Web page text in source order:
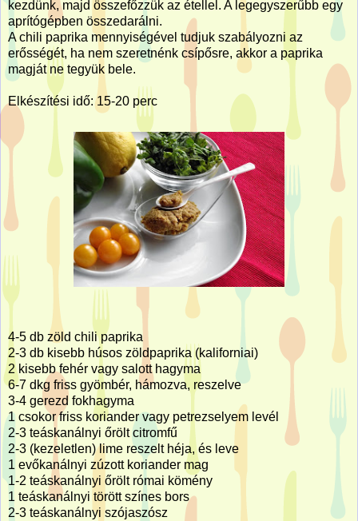
kezdünk, majd összefőzzük az étellel. A legegyszerűbb egy
aprítógépben összedarálni.
A chili paprika mennyiségével tudjuk szabályozni az
erősségét, ha nem szeretnénk csípősre, akkor a paprika
magját ne tegyük bele.
Elkészítési idő: 15-20 perc
4-5 db zöld chili paprika
2-3 db kisebb húsos zöldpaprika (kaliforniai)
2 kisebb fehér vagy salott hagyma
6-7 dkg friss gyömbér, hámozva, reszelve
3-4 gerezd fokhagyma
1 csokor friss koriander vagy petrezselyem levél
2-3 teáskanálnyi őrölt citromfű
2-3 (kezeletlen) lime reszelt héja, és leve
1 evőkanálnyi zúzott koriander mag
1-2 teáskanálnyi őrölt római kömény
1 teáskanálnyi törött színes bors
2-3 teáskanálnyi szójaszósz